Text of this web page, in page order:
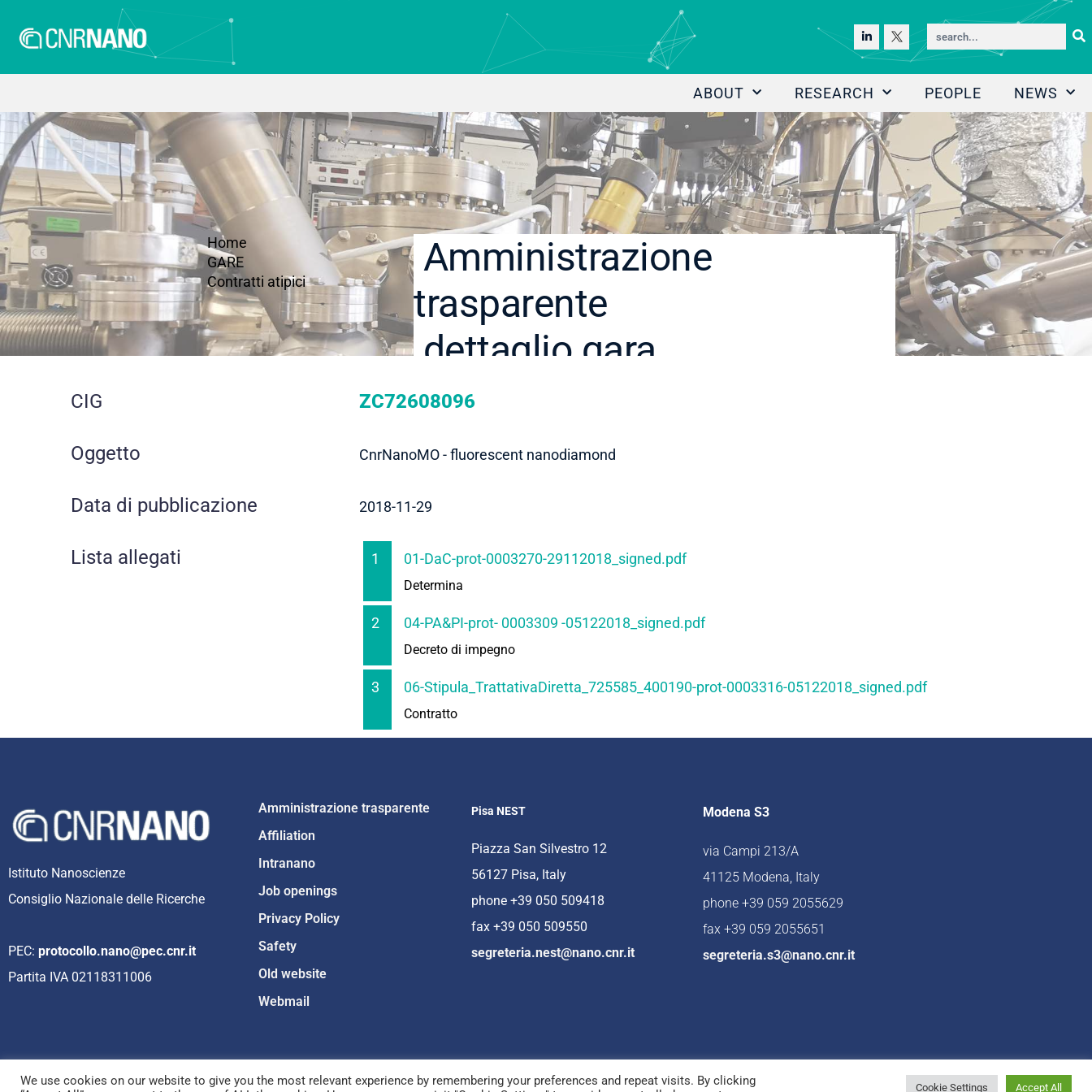
ABOUT RESEARCH PEOPLE NEWS
Home
GARE
Contratti atipici
Amministrazione
trasparente
dettaglio gara
CIG ZC72608096
Oggetto CnrNanoMO - fluorescent nanodiamond
Data di pubblicazione 2018-11-29
Lista allegati 1 01-DaC-prot-0003270-29112018_signed.pdf
Determina
2 04-PA&PI-prot- 0003309 -05122018_signed.pdf
Decreto di impegno
3 06-Stipula_TrattativaDiretta_725585_400190-prot-0003316-05122018_signed.pdf
Contratto
Istituto Nanoscienze
Consiglio Nazionale delle Ricerche
PEC: protocollo.nano@pec.cnr.it
Partita IVA 02118311006
Amministrazione trasparente
Affiliation
Intranano
Job openings
Privacy Policy
Safety
Old website
Webmail
Pisa NEST
Piazza San Silvestro 12
56127 Pisa, Italy
phone +39 050 509418
fax +39 050 509550
segreteria.nest@nano.cnr.it
Modena S3
via Campi 213/A
41125 Modena, Italy
phone +39 059 2055629
fax +39 059 2055651
segreteria.s3@nano.cnr.it
We use cookies on our website to give you the most relevant experience by remembering your preferences and repeat visits. By clicking
Cookie Settings Accept All